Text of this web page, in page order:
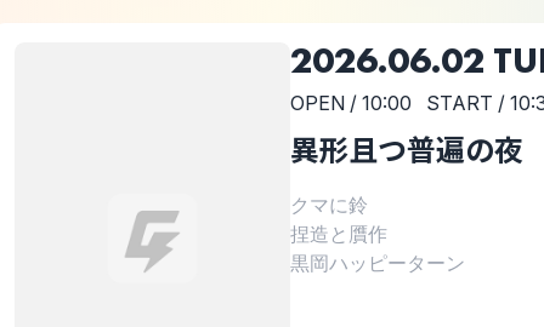
2026.06.02
OPEN / 10:00 START /
異形且つ普遍の夜
クマに鈴
捏造と贋作
黒岡ハッピーターン